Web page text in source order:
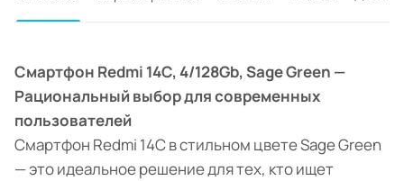
Смартфон Redmi 14C, 4/128Gb, Sage Green —
Рациональный выбор для современных
пользователей
Смартфон Redmi 14C в стильном цвете Sage Green
— это идеальное решение для тех, кто ищет